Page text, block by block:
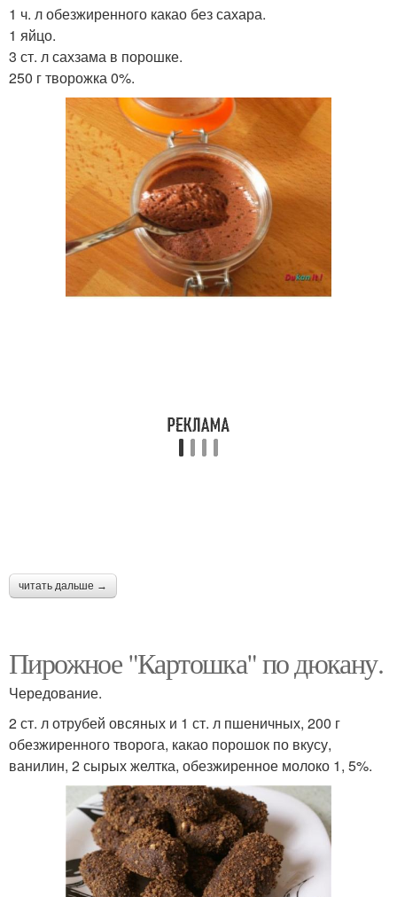
Картофель по дюкану
1 ч. л обезжиренного какао без сахара.
1 яйцо.
3 ст. л сахзама в порошке.
250 г творожка 0%.
читать дальше →
Пирожное "Картошка" по дюкану.
Чередование.
2 ст. л отрубей овсяных и 1 ст. л пшеничных, 200 г
обезжиренного творога, какао порошок по вкусу,
ванилин, 2 сырых желтка, обезжиренное молоко 1, 5%.